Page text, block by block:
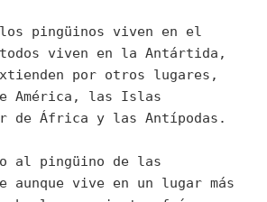
los pingüinos viven en el
viven en la Antártida,
por otros lugares,
América, las Islas
de África y las Antípodas.
al pingüino de las
aunque vive en un lugar más